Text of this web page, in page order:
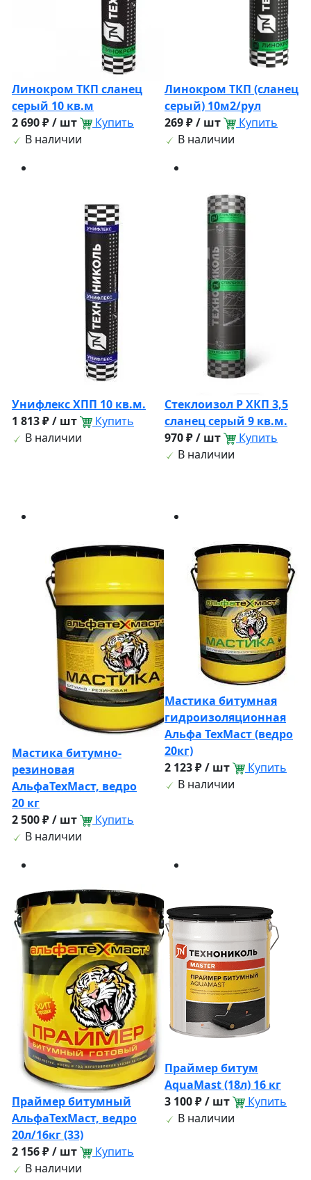
Линокром ТКП сланец
серый 10 кв.м
2 690 ₽ / шт
Купить
В наличии
Линокром ТКП (сланец
серый) 10м2/рул
269 ₽ / шт
Купить
В наличии
Унифлекс ХПП 10 кв.м.
1 813 ₽ / шт
Купить
В наличии
Стеклоизол Р ХКП 3,5
сланец серый 9 кв.м.
970 ₽ / шт
Купить
В наличии
Мастика битумно-
резиновая
АльфаТехМаст, ведро
20 кг
2 500 ₽ / шт
Купить
В наличии
Мастика битумная
гидроизоляционная
Альфа ТехМаст (ведро
20кг)
2 123 ₽ / шт
Купить
В наличии
Праймер битумный
АльфаТехМаст, ведро
20л/16кг (33)
2 156 ₽ / шт
Купить
В наличии
Праймер битум
AquaМast (18л) 16 кг
3 100 ₽ / шт
Купить
В наличии